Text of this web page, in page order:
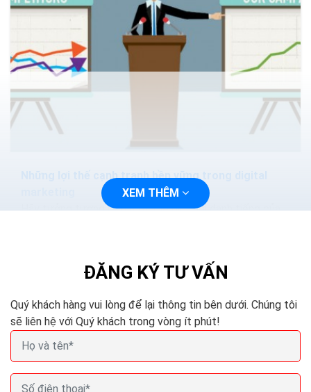
Những lợi thế cạnh tranh bền vững trong digital
Hãy tưởng tượng đến một thế giới, nơi danh tiếng của
XEM THÊM
ĐĂNG KÝ TƯ VẤN
Quý khách hàng vui lòng để lại thông tin bên dưới. Chúng tôi
sẽ liên hệ với Quý khách trong vòng ít phút!